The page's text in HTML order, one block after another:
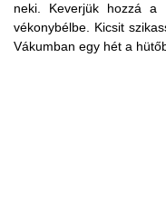
neki. Keverjük hozzá a
vékonybélbe. Kicsit
Vákumban egy hét a